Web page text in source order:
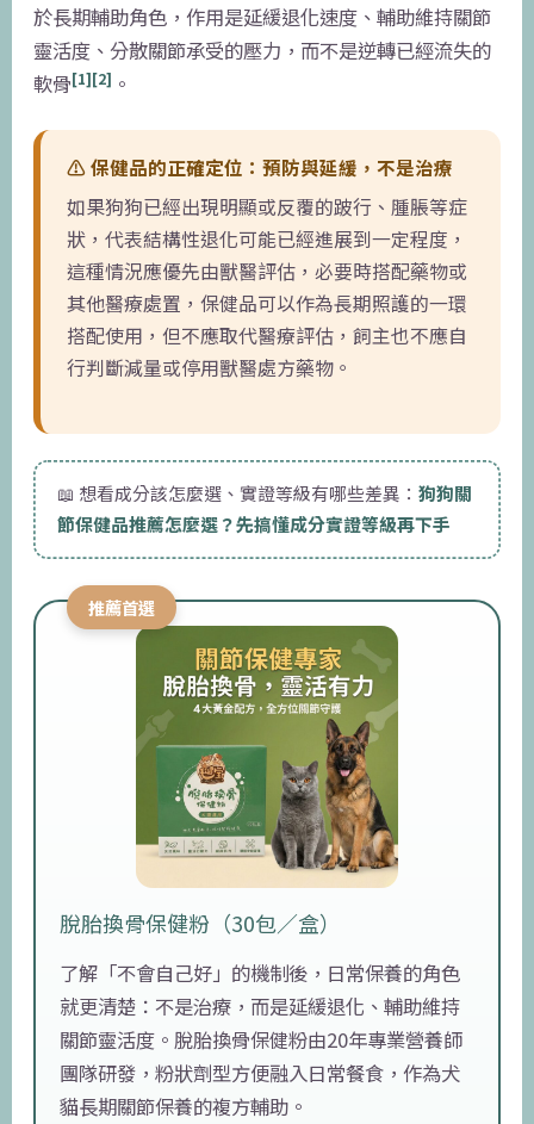
於長期輔助角色，作用是延緩退化速度、輔助維持關節
靈活度、分散關節承受的壓力，而不是逆轉已經流失的
軟骨[1][2] 。
⚠️ 保健品的正確定位：預防與延緩，不是治療
如果狗狗已經出現明顯或反覆的跛行、腫脹等症
狀，代表結構性退化可能已經進展到一定程度，
這種情況應優先由獸醫評估，必要時搭配藥物或
其他醫療處置，保健品可以作為長期照護的一環
搭配使用，但不應取代醫療評估，飼主也不應自
行判斷減量或停用獸醫處方藥物。
📖 想看成分該怎麼選、實證等級有哪些差異： 狗狗關
節保健品推薦怎麼選？先搞懂成分實證等級再下手
推薦首選
脫胎換骨保健粉（30包／盒）
了解「不會自己好」的機制後，日常保養的角色
就更清楚：不是治療，而是延緩退化、輔助維持
關節靈活度。脫胎換骨保健粉由20年專業營養師
團隊研發，粉狀劑型方便融入日常餐食，作為犬
貓長期關節保養的複方輔助。